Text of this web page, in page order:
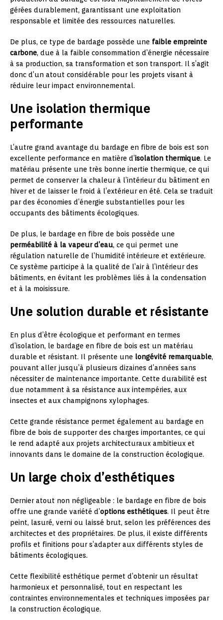
gérées durablement, garantissant une exploitation
responsable et limitée des ressources naturelles.
De plus, ce type de bardage possède une faible empreinte
carbone, due à la faible consommation d’énergie nécessaire
à sa production, sa transformation et son transport. Il s’agit
donc d’un atout considérable pour les projets visant à
réduire leur impact environnemental.
Une isolation thermique
performante
L’autre grand avantage du bardage en fibre de bois est son
excellente performance en matière d’isolation thermique. Le
matériau présente une très bonne inertie thermique, ce qui
permet de conserver la chaleur à l’intérieur du bâtiment en
hiver et de laisser le froid à l’extérieur en été. Cela se traduit
par des économies d’énergie substantielles pour les
occupants des bâtiments écologiques.
De plus, le bardage en fibre de bois possède une
perméabilité à la vapeur d’eau, ce qui permet une
régulation naturelle de l’humidité intérieure et extérieure.
Ce système participe à la qualité de l’air à l’intérieur des
bâtiments, en évitant les problèmes liés à la condensation
et à la moisissure.
Une solution durable et résistante
En plus d’être écologique et performant en termes
d’isolation, le bardage en fibre de bois est un matériau
durable et résistant. Il présente une longévité remarquable,
pouvant aller jusqu’à plusieurs dizaines d’années sans
nécessiter de maintenance importante. Cette durabilité est
due notamment à sa résistance aux intempéries, aux
insectes et aux champignons xylophages.
Cette grande résistance permet également au bardage en
fibre de bois de supporter des charges importantes, ce qui
le rend adapté aux projets architecturaux ambitieux et
innovants dans le domaine de la construction écologique.
Un large choix d’esthétiques
Dernier atout non négligeable : le bardage en fibre de bois
offre une grande variété d’options esthétiques. Il peut être
peint, lasuré, verni ou laissé brut, selon les préférences des
architectes et des propriétaires. De plus, il existe différents
profils et finitions pour s’adapter aux différents styles de
bâtiments écologiques.
Cette flexibilité esthétique permet d’obtenir un résultat
harmonieux et personnalisé, tout en respectant les
contraintes environnementales et techniques imposées par
la construction écologique.